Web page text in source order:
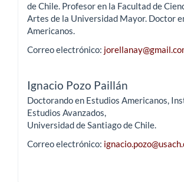
de Chile. Profesor en la Facultad de
Artes de la Universidad Mayor. Doctor
Americanos.
Correo electrónico:
Ignacio Pozo Paillán
Doctorando en Estudios Americanos,
Estudios Avanzados,
Universidad de Santiago de Chile.
Correo electrónico: